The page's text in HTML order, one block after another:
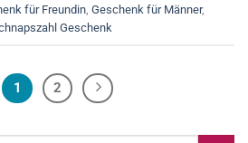
für Freundin, Geschenk für Männer,
Geschenk
1 2